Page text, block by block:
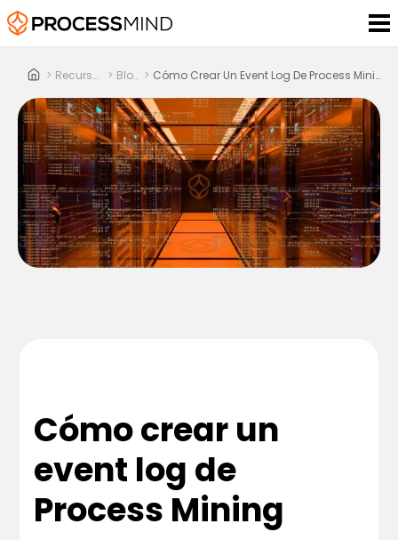
> Recursos > Blog > Cómo Crear Un Event Log De Process Mining
Cómo crear un
event log de
Process Mining